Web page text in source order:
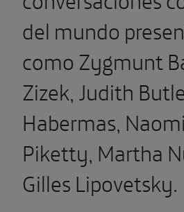
del mundo
como Zygmunt
Zizek, Judith
Habermas,
Piketty, Martha
Gilles Lipovetsky.